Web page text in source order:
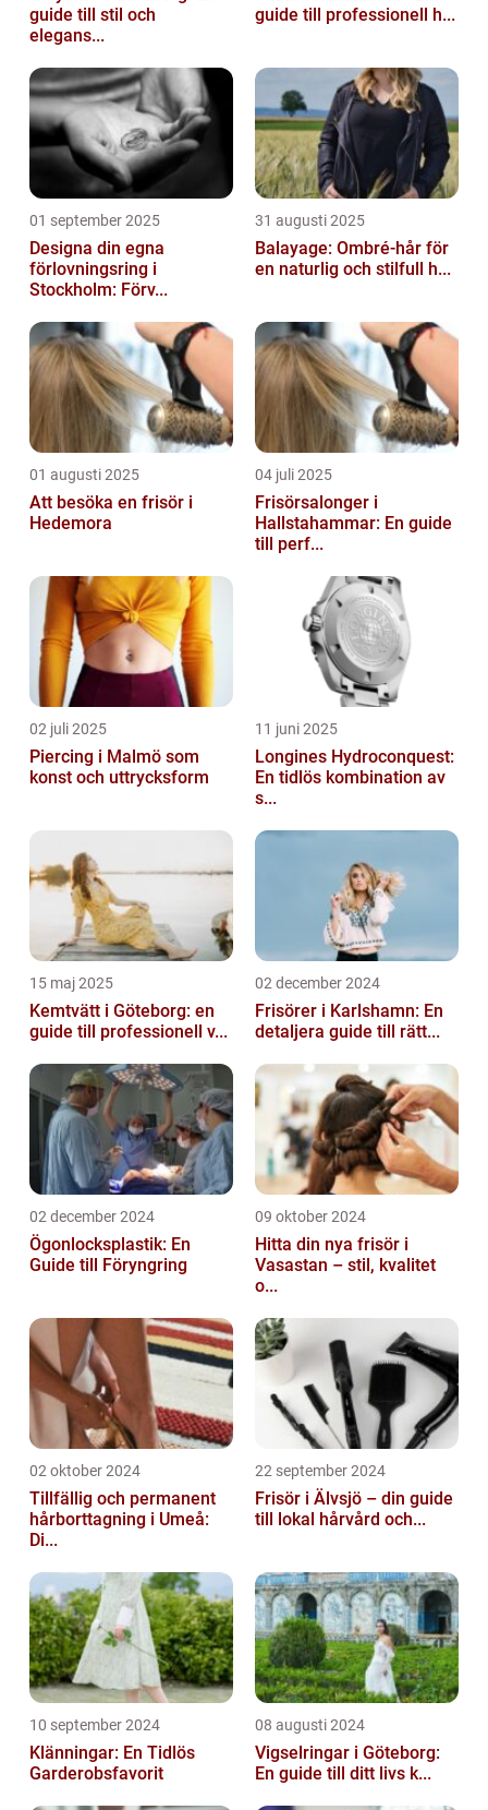
guide till stil och
elegans...
guide till professionell h...
01 september 2025
Designa din egna
förlovningsring i
Stockholm: Förv...
31 augusti 2025
Balayage: Ombré-hår för
en naturlig och stilfull h...
01 augusti 2025
Att besöka en frisör i
Hedemora
04 juli 2025
Frisörsalonger i
Hallstahammar: En guide
till perf...
02 juli 2025
Piercing i Malmö som
konst och uttrycksform
11 juni 2025
Longines Hydroconquest:
En tidlös kombination av
s...
15 maj 2025
Kemtvätt i Göteborg: en
guide till professionell v...
02 december 2024
Frisörer i Karlshamn: En
detaljera guide till rätt...
02 december 2024
Ögonlocksplastik: En
Guide till Föryngring
09 oktober 2024
Hitta din nya frisör i
Vasastan – stil, kvalitet
o...
02 oktober 2024
Tillfällig och permanent
hårborttagning i Umeå:
Di...
22 september 2024
Frisör i Älvsjö – din guide
till lokal hårvård och...
10 september 2024
Klänningar: En Tidlös
Garderobsfavorit
08 augusti 2024
Vigselringar i Göteborg:
En guide till ditt livs k...